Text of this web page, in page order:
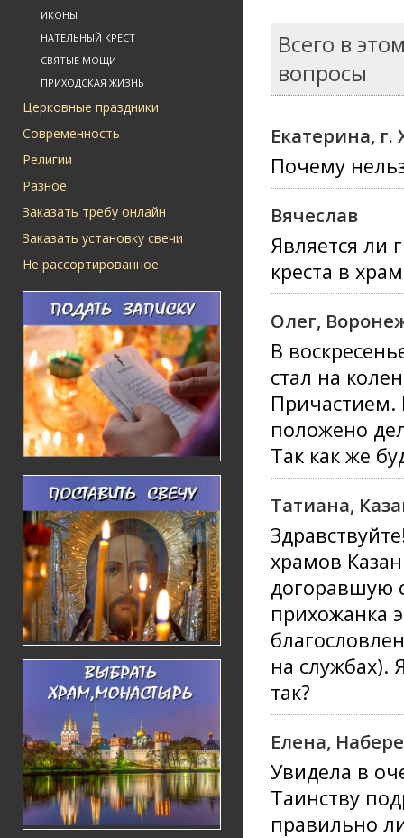
ИКОНЫ
НАТЕЛЬНЫЙ КРЕСТ
СВЯТЫЕ МОЩИ
ПРИХОДСКАЯ ЖИЗНЬ
Церковные праздники
Современность
Религии
Разное
Заказать требу онлайн
Заказать установку свечи
Не рассортированное
Всего в
вопросы
Екатерина,
Почему
Вячеслав
Является ли
креста в
Олег,
В
стал на
Причастием.
положено
Так как же
Татиана,
храмов
догоравшую
прихожанка
на службах).
так?
Елена,
Увидела в
Таинству
правильно